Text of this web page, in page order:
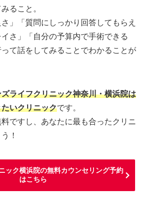
ること。
さ」「質問にしっかり回答してもらえ
さ」「自分の予算内で手術できる
て話をしてみることでわかることが
ライフクリニック神奈川・横浜院は
いクリニックです。
ですし、あなたに最も合ったクリニ
！
ック横浜院の無料カウンセリング予約
はこちら